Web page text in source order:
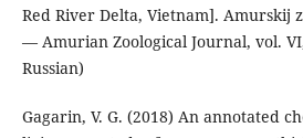
Red River Delta, Vietnam]. Amurskij
— Amurian Zoological Journal, vol.
Russian)
Gagarin, V. G. (2018) An annotated